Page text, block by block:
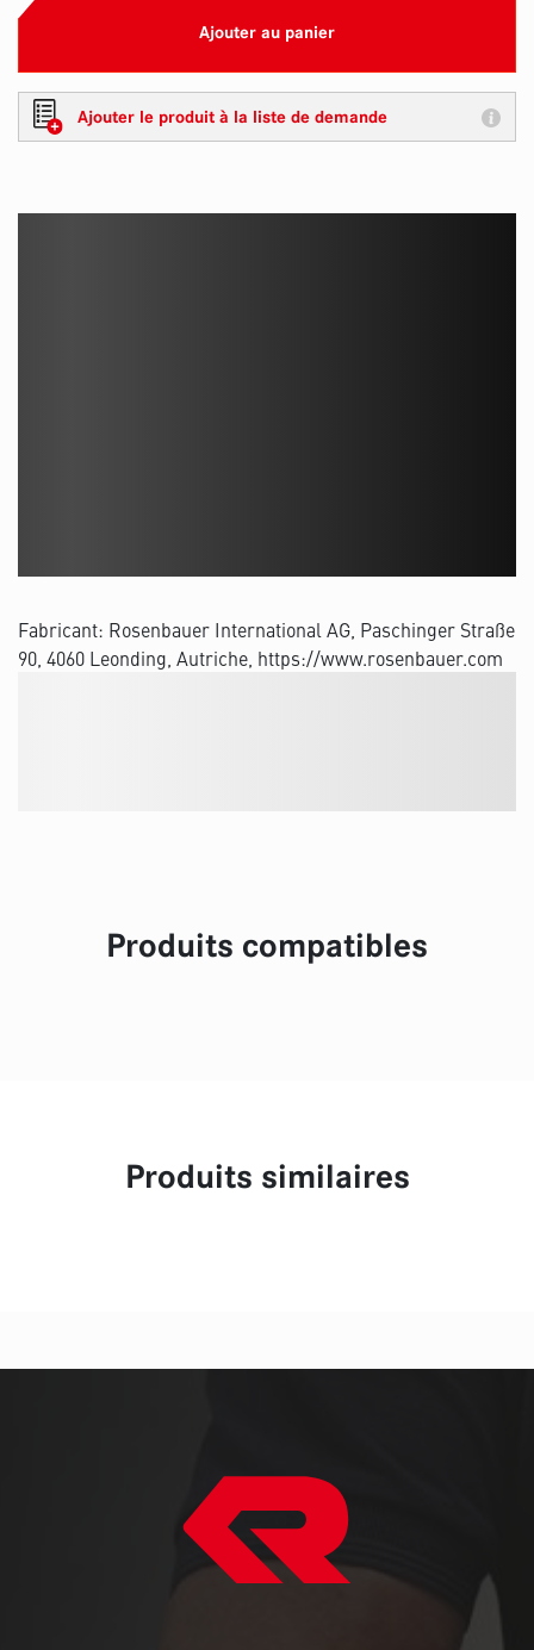
Ajouter au panier
Ajouter le produit à la liste de demande
Fabricant: Rosenbauer International AG, Paschinger Straße
90, 4060 Leonding, Autriche, https://www.rosenbauer.com
Produits compatibles
Produits similaires